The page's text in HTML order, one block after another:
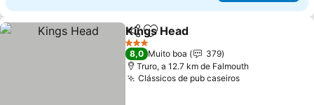
PartilharAdicionar aos favoritos
Kings Head
3 Estrelas
8,0 Muito boa
379
Truro, a 12.7 km de Falmouth
Clássicos de pub caseirosVer preços